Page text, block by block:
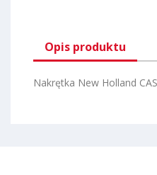
Opis produktu
Nakrętka New Holland